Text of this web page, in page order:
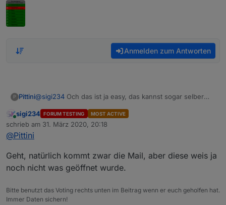
Anmelden zum Antworten
P Pittini@sigi234 Och das ist ja easy, das kannst sogar selber
gehen soll:
Bei den Einstellungen ne neue Konstante
if (UseMail){
sendTo("email", "msg");
Das sollte es gewesen sein.
Hier nochmal die ganze Funktion nach Änderung:
Online
sigi234 FORUM TESTING MOST ACTIVE
schrieb am 31. März 2020, 20:18
zuletzt editiert von
@Pittini
Geht, natürlich kommt zwar die Mail, aber diese weis ja
noch nicht was geöffnet wurde.
Bitte benutzt das Voting rechts unten im Beitrag wenn er euch geholfen hat.
Immer Daten sichern!